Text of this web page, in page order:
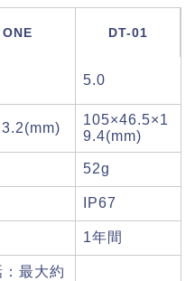
DT-01
5.0
105×46.5×1
9.4(mm)
52g
IP67
1年間
最大約